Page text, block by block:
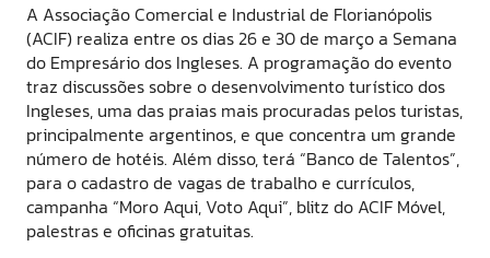
A Associação Comercial e Industrial de Florianópolis
(ACIF) realiza entre os dias 26 e 30 de março a Semana
do Empresário dos Ingleses. A programação do evento
traz discussões sobre o desenvolvimento turístico dos
Ingleses, uma das praias mais procuradas pelos turistas,
principalmente argentinos, e que concentra um grande
número de hotéis. Além disso, terá “Banco de Talentos”,
para o cadastro de vagas de trabalho e currículos,
campanha “Moro Aqui, Voto Aqui”, blitz do ACIF Móvel,
palestras e oficinas gratuitas.